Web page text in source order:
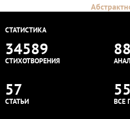
СТАТИСТИКА
34589
СТИХОТВОРЕНИЯ
57
СТАТЬИ ВСЕ